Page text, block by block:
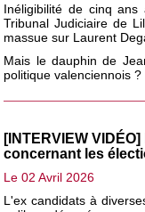
Inéligibilité de cinq ans
Tribunal Judiciaire de
massue sur Laurent
Mais le dauphin de
politique valenciennois ?
[INTERVIEW
concernant les
Le 02 Avril 2026
L'ex candidats à